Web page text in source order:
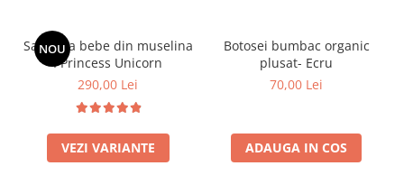
NOU
Salopeta bebe din muselina
I Princess Unicorn
290,00 Lei
VEZI VARIANTE
Botosei bumbac organic
plusat- Ecru
70,00 Lei
ADAUGA IN COS